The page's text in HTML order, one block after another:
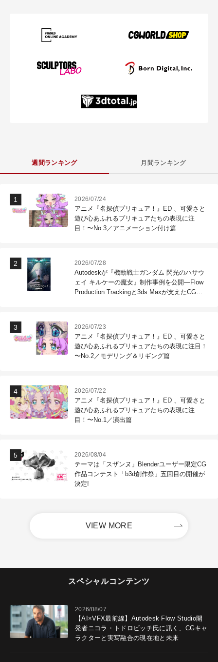
週間ランキング 月間ランキング
2026/07/24
アニメ『名探偵プリキュア！』ED 、可愛さと
遊び心あふれるプリキュアたちの表現に注
目！〜No.3／アニメーション付け篇
2026/07/28
Autodeskが『機動戦士ガンダム 閃光のハサウ
ェイ キルケーの魔女』制作事例を公開―Flow
Production Trackingと3ds Maxが支えたCG制
2026/07/23
アニメ『名探偵プリキュア！』ED 、可愛さと
遊び心あふれるプリキュアたちの表現に注目！
〜No.2／モデリング＆リギング篇
2026/07/22
アニメ『名探偵プリキュア！』ED 、可愛さと
遊び心あふれるプリキュアたちの表現に注
目！〜No.1／演出篇
2026/08/04
テーマは「スザンヌ」Blenderユーザー限定CG
作品コンテスト「b3d創作祭」五回目の開催が
決定!
VIEW MORE
スペシャルコンテンツ
2026/08/07
【AI×VFX最前線】Autodesk Flow Studio開
発者ニコラ・トドロビッチ氏に訊く、CGキャ
ラクターと実写融合の現在地と未来